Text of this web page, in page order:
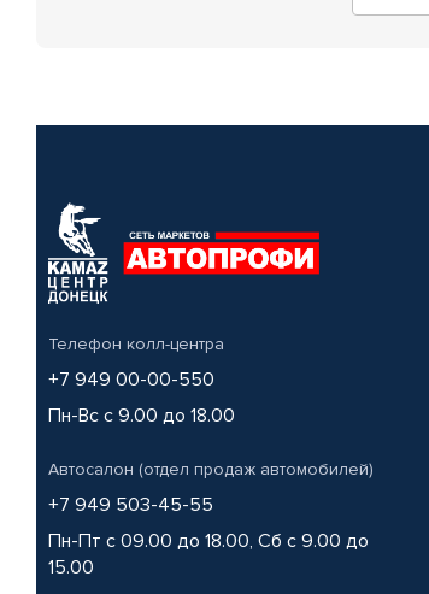
Телефон колл-центра
+7 949 00-00-550
Пн-Вс с 9.00 до 18.00
Автосалон (отдел продаж автомобилей)
+7 949 503-45-55
Пн-Пт с 09.00 до 18.00, Сб с 9.00 до
15.00